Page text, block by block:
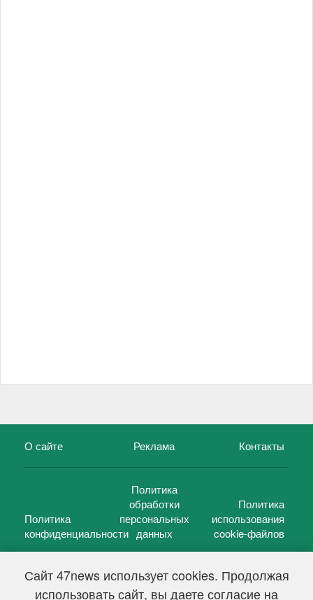
Сайт 47news использует cookies. Продолжая
использовать сайт, вы даете согласие на
О сайте Реклама Контакты
Политика
конфиденциальности
Политика
обработки
персональных
данных
Политика
использования
cookie-файлов